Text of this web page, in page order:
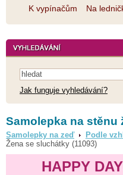
K vypínačům
Na
Jak funguje vyhledávání?
Samolepka na stěnu
Samolepky na zeď Podle
Žena se sluchátky (11093)
HAPPY